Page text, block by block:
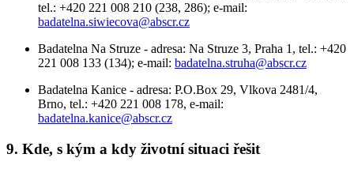
tel.: +420 221 008 210 (238, 286); e-mail:
badatelna.siwiecova@abscr.cz
Badatelna Na Struze - adresa: Na Struze 3, Praha 1, tel.: +420
221 008 133 (134); e-mail: badatelna.struha@abscr.cz
Badatelna Kanice - adresa: P.O.Box 29, Vlkova 2481/4,
Brno, tel.: +420 221 008 178, e-mail:
badatelna.kanice@abscr.cz
9. Kde, s kým a kdy životní situaci řešit